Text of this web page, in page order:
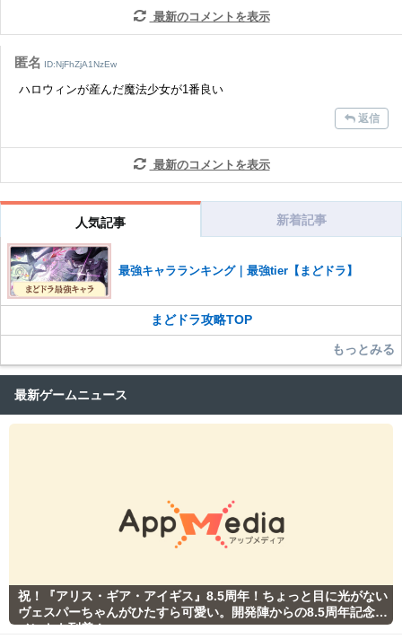
コメントの削除を申請する※投稿内容を確認後、順次対応さ
せていただきます。ご了承ください。
さい。
また、過度な利用規約の違反や、弊社に損害の及ぶ内容の書き込みがあ
かじめご理解くださいませ。
最新のコメントを表示
匿名 ID:NjFhZjA1NzEw
ハロウィンが産んだ魔法少女が1番良い
返信
最新のコメントを表示
人気記事 新着記事
最強キャラランキング｜最強tier【まどドラ】
まどドラ攻略TOP
もっとみる
最新ゲームニュース
祝！『アリス・ギア・アイギス』8.5周年！ちょっと目に光がない
ヴェスパーちゃんがひたすら可愛い。開発陣からの8.5周年記念コ
メントも到着！